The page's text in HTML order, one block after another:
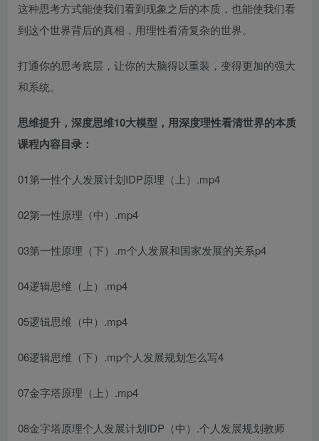
这种思考方式能使我们看到现象之后的本质，也能使我们看
到这个世界背后的真相，用理性看清复杂的世界。
打通你的思考底层，让你的大脑得以重装，变得更加的强大
和系统。
思维提升，深度思维10大模型，用深度理性看清世界的本质
课程内容目录：
01第一性个人发展计划IDP原理（上）.mp4
02第一性原理（中）.mp4
03第一性原理（下）.m个人发展和国家发展的关系p4
04逻辑思维（上）.mp4
05逻辑思维（中）.mp4
06逻辑思维（下）.mp个人发展规划怎么写4
07金字塔原理（上）.mp4
08金字塔原理个人发展计划IDP （中）.个人发展规划教师